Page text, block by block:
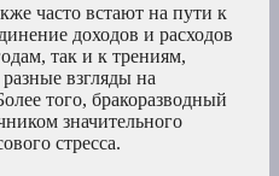
часто встают на пути к
доходов и расходов
так и к трениям,
взгляды на
того, бракоразводный
значительного
стресса.